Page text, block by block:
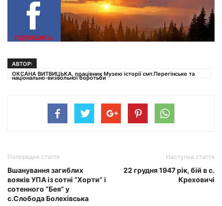
АВТОР:
ОКСАНА ВИТВИЦЬКА, працівник Музею історії смт.Перегінське та
національно-визвольної боротьби
Попередня стаття
Вшанування загиблих
вояків УПА із сотні “Хорти” і
сотенного “Бея” у
с.Слобода Болехівська
Наступна стаття
22 грудня 1947 рік, бій в с.
Креховичі